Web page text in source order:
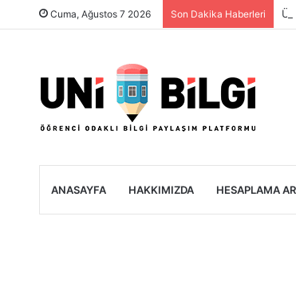
Cuma, Ağustos 7 2026 Son Dakika Haberleri
ANASAYFA HAKKIMIZDA HESAPLAMA